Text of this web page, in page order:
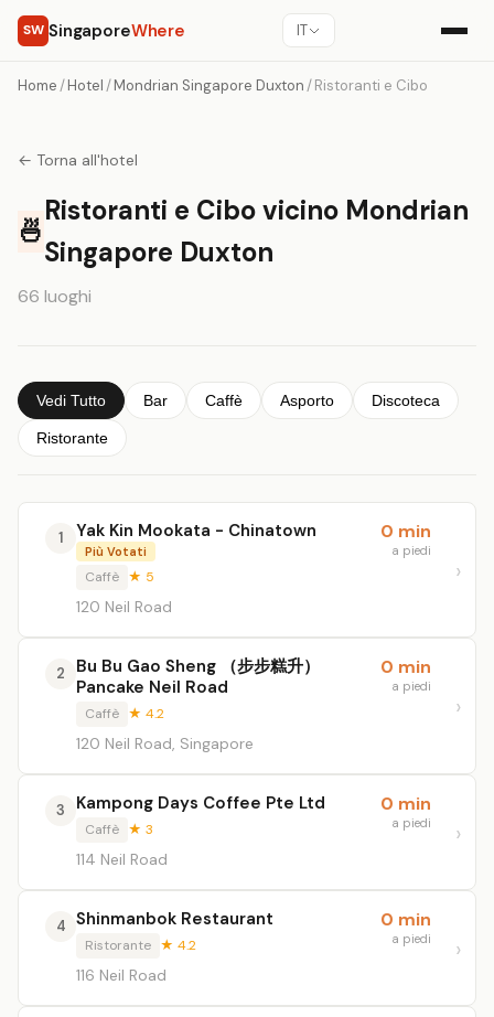
SW SingaporeWhere IT
Home /Hotel /Mondrian Singapore Duxton /Ristoranti e Cibo
← Torna all'hotel
🍜
Ristoranti e Cibo vicino Mondrian
Singapore Duxton
66 luoghi
Vedi Tutto Bar Caffè Asporto Discoteca
Ristorante
1 Yak Kin Mookata - Chinatown
Più Votati
Caffè ★ 5
120 Neil Road
0 min
a piedi
2
Bu Bu Gao Sheng （步步糕升）
Pancake Neil Road
Caffè ★ 4.2
120 Neil Road, Singapore
0 min
a piedi
3 Kampong Days Coffee Pte Ltd
Caffè ★ 3
114 Neil Road
0 min
a piedi
4 Shinmanbok Restaurant
Ristorante ★ 4.2
116 Neil Road
0 min
a piedi